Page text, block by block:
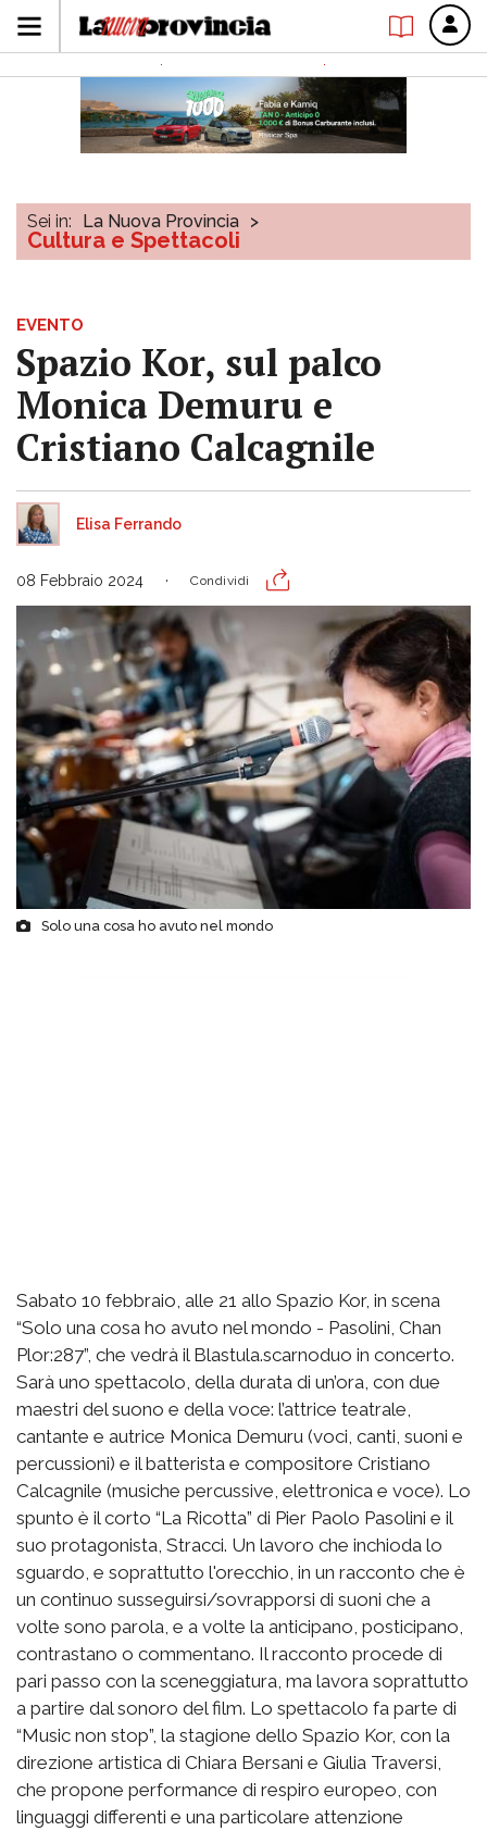
Sei in: La Nuova Provincia >
Cultura e Spettacoli
EVENTO
Spazio Kor, sul palco
Monica Demuru e
Cristiano Calcagnile
Elisa Ferrando
08 Febbraio 2024 Condividi
Solo una cosa ho avuto nel mondo
Sabato 10 febbraio, alle 21 allo Spazio Kor, in scena
“Solo una cosa ho avuto nel mondo - Pasolini, Chan
Plor:287”, che vedrà il Blastula.scarnoduo in concerto.
Sarà uno spettacolo, della durata di un’ora, con due
maestri del suono e della voce: l’attrice teatrale,
cantante e autrice Monica Demuru (voci, canti, suoni e
percussioni) e il batterista e compositore Cristiano
Calcagnile (musiche percussive, elettronica e voce). Lo
spunto è il corto “La Ricotta” di Pier Paolo Pasolini e il
suo protagonista, Stracci. Un lavoro che inchioda lo
sguardo, e soprattutto l'orecchio, in un racconto che è
un continuo susseguirsi/sovrapporsi di suoni che a
volte sono parola, e a volte la anticipano, posticipano,
contrastano o commentano. Il racconto procede di
pari passo con la sceneggiatura, ma lavora soprattutto
a partire dal sonoro del film. Lo spettacolo fa parte di
“Music non stop”, la stagione dello Spazio Kor, con la
direzione artistica di Chiara Bersani e Giulia Traversi,
che propone performance di respiro europeo, con
linguaggi differenti e una particolare attenzione